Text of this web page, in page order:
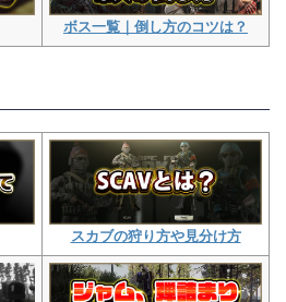
ボス一覧｜倒し方のコツは？
スカブの狩り方や見分け方